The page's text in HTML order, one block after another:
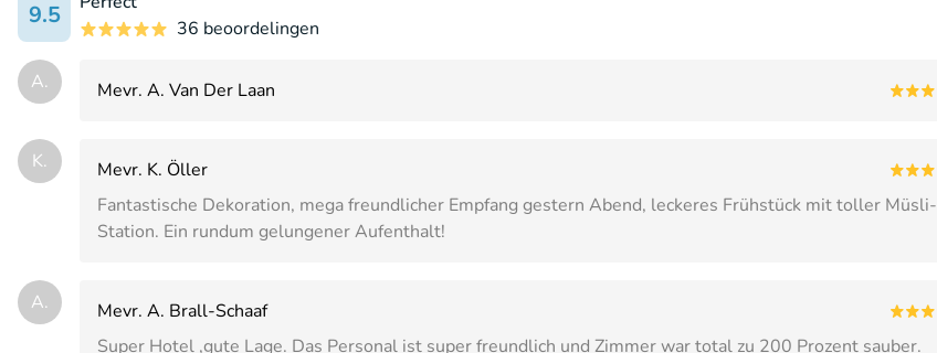
9.5
36 beoordelingen
A. Mevr. A. Van Der Laan
K.
Mevr. K. Öller
Fantastische Dekoration, mega freundlicher Empfang gestern Abend, leckeres Frühstück mit toller Müsli-
Station. Ein rundum gelungener Aufenthalt!
A.
Mevr. A. Brall-Schaaf
Super Hotel ,gute Lage. Das Personal ist super freundlich und Zimmer war total zu 200 Prozent sauber.